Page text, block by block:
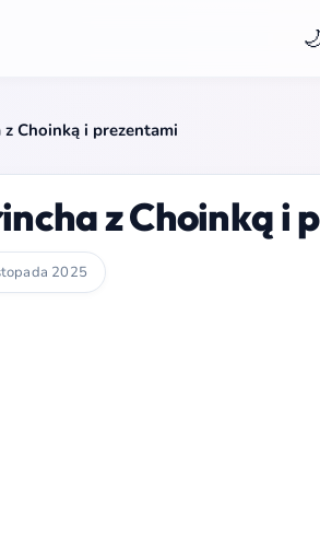
Choinką i prezentami
z Choinką i
2025